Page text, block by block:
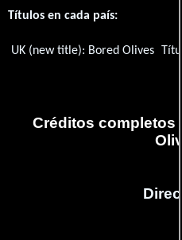
Títulos en cada país:
UK (new title): Bored Olives
Créditos completos